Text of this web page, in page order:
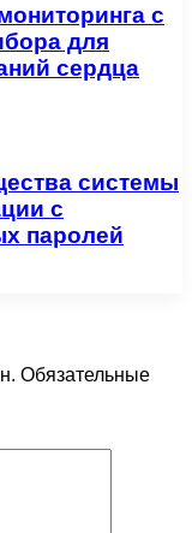
с
для
сердца
системы
с
паролей
Обязательные